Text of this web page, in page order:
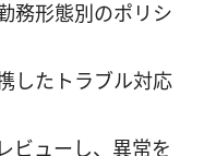
務形態別のポリシ
したトラブル対応
ビューし、異常を